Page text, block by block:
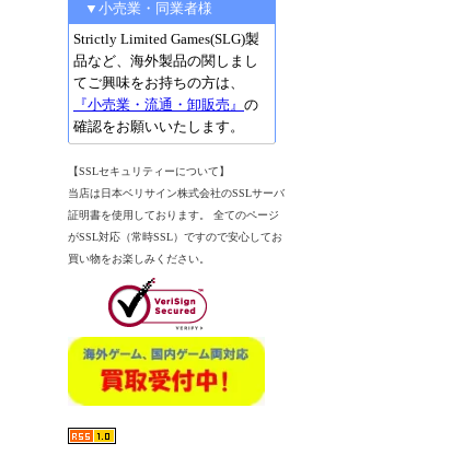
▼小売業・同業者様
Strictly Limited Games(SLG)製
品など、海外製品の関しまし
てご興味をお持ちの方は、
『小売業・流通・卸販売』 の
確認をお願いいたします。
【SSLセキュリティーについて】
当店は日本ベリサイン株式会社のSSLサーバ
証明書を使用しております。 全てのページ
がSSL対応（常時SSL）ですので安心してお
買い物をお楽しみください。